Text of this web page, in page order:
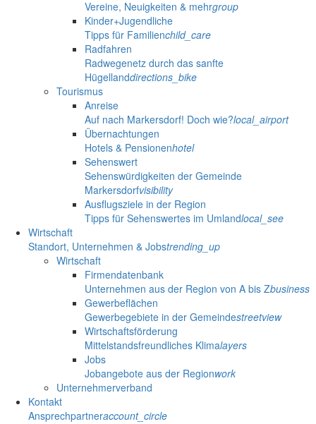
Vereine, Neuigkeiten & mehrgroup
Kinder+Jugendliche
Tipps für Familienchild_care
Radfahren
Radwegenetz durch das sanfte
Hügellanddirections_bike
Tourismus
Anreise
Auf nach Markersdorf! Doch wie?local_airport
Übernachtungen
Hotels & Pensionenhotel
Sehenswert
Sehenswürdigkeiten der Gemeinde
Markersdorfvisibility
Ausflugsziele in der Region
Tipps für Sehenswertes im Umlandlocal_see
Wirtschaft
Standort, Unternehmen & Jobstrending_up
Wirtschaft
Firmendatenbank
Unternehmen aus der Region von A bis Zbusiness
Gewerbeflächen
Gewerbegebiete in der Gemeindestreetview
Wirtschaftsförderung
Mittelstandsfreundliches Klimalayers
Jobs
Jobangebote aus der Regionwork
Unternehmerverband
Kontakt
Ansprechpartneraccount_circle